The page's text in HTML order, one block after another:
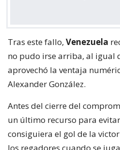
Tras este fallo, Venezuela
no pudo irse arriba, al igual
aprovechó la ventaja
Alexander González.
Antes del cierre del
un último recurso para
consiguiera el gol de la
los regadores cuando se